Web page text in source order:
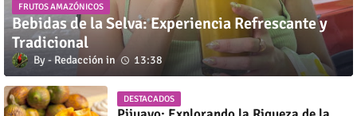
FRUTOS AMAZÓNICOS
Bebidas de la Selva: Experiencia Refrescante y
Tradicional
Redacción 13:38
DESTACADOS